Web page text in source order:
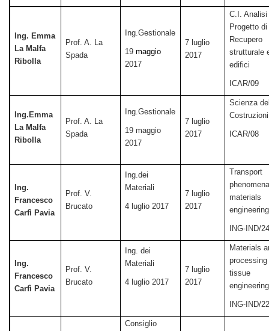
Ing. Emma
La Malfa
Ribolla
Prof. A. La
Spada
Ing.Gestionale
19maggio
2017
7 luglio
2017
C.I. Analisi
Progetto di
Recupero
strutturale
edifici
ICAR/09
Ing.Emma
La Malfa
Ribolla
Prof. A. La
Spada
Ing.Gestionale
19 maggio
2017
7 luglio
2017
Scienza
Costruzioni
ICAR/08
Ing.
Francesco
Carfì Pavia
Prof. V.
Brucato
Ing.dei
Materiali
4 luglio 2017
7 luglio
2017
Transport
materials
engineering
ING-IND/
Ing.
Francesco
Carfì Pavia
Prof. V.
Brucato
Ing. dei
Materiali
4 luglio 2017
7 luglio
2017
Materials
processing
tissue
engineering
ING-IND/
Consiglio